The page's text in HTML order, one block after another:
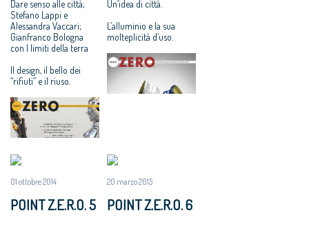
Dare senso alle città;
Stefano Lappi e
Alessandra Vaccari;
Gianfranco Bologna
con I limiti della terra
Il design, il bello dei
“rifiuti” e il riuso.
Un’idea di città.
L’alluminio e la sua
molteplicità d’uso.
01 ottobre 2014
POINT Z.E.R.O. 5
20 marzo 2015
POINT Z.E.R.O. 6